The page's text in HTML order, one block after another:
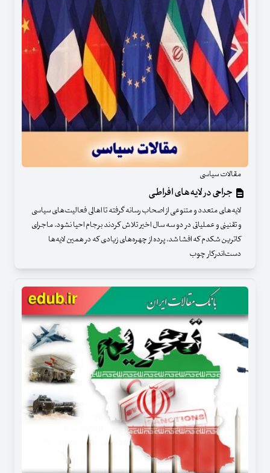
مقالات سیاسی
جراحی در لایه‌های افراطی
لایه‌های متعدد و متنوعی از اصحاب رسانه گرفته تا اهالی فعالیت‌های سیاسی
و تقنینی و عملیاتی در دو سه سال اخیر تلاش کردند برجام احیا نشود. ماجرای
کاترین شکدم که افشا شد، پرده از چهره‌های زیادی که در همین لایه‌ها
دست‌اندرکار چوب